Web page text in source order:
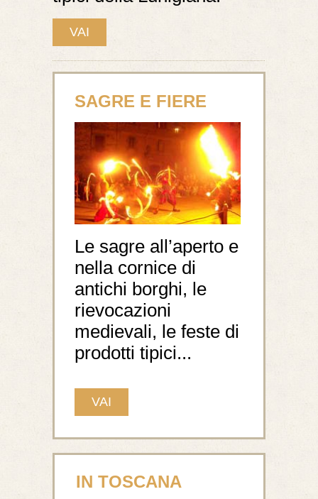
VAI
SAGRE E FIERE
Le sagre all’aperto e
nella cornice di
antichi borghi, le
rievocazioni
medievali, le feste di
prodotti tipici...
VAI
IN TOSCANA